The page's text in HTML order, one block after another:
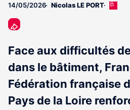
14/05/2026 Nicolas LE PORT
Cet
Face aux difficultés
dans le bâtiment,
Fédération française
Pays de la Loire